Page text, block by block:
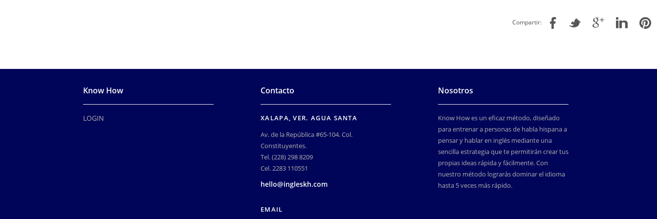
Compartir:
Know How
LOGIN
Contacto
XALAPA, VER. AGUA SANTA
Av. de la República #65-104. Col.
Constituyentes.
Tel. (228) 298 8209
Cel. 2283 110551
hello@ingleskh.com
EMAIL
Nosotros
Know How es un eficaz método, diseñado
para entrenar a personas de habla hispana a
pensar y hablar en inglés mediante una
sencilla estrategia que te permitirán crear tus
propias ideas rápida y fácilmente. Con
nuestro método lograrás dominar el idioma
hasta 5 veces más rápido.